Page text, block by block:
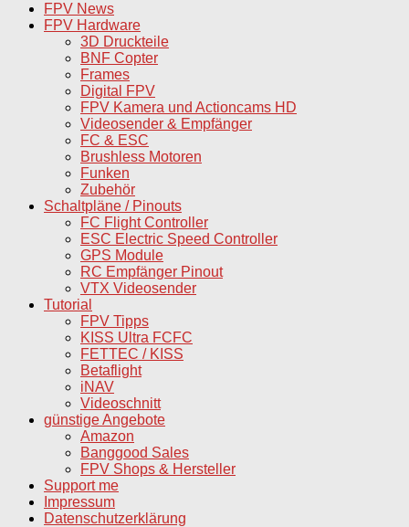
FPV News
FPV Hardware
3D Druckteile
BNF Copter
Frames
Digital FPV
FPV Kamera und Actioncams HD
Videosender & Empfänger
FC & ESC
Brushless Motoren
Funken
Zubehör
Schaltpläne / Pinouts
FC Flight Controller
ESC Electric Speed Controller
GPS Module
RC Empfänger Pinout
VTX Videosender
Tutorial
FPV Tipps
KISS Ultra FCFC
FETTEC / KISS
Betaflight
iNAV
Videoschnitt
günstige Angebote
Amazon
Banggood Sales
FPV Shops & Hersteller
Support me
Impressum
Datenschutzerklärung